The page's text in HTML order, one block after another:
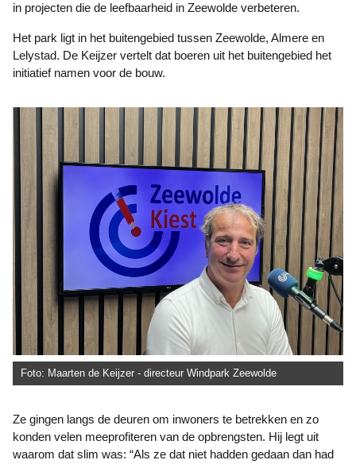
in projecten die de leefbaarheid in Zeewolde verbeteren.
Het park ligt in het buitengebied tussen Zeewolde, Almere en
Lelystad. De Keijzer vertelt dat boeren uit het buitengebied het
initiatief namen voor de bouw.
Foto: Maarten de Keijzer - directeur Windpark Zeewolde
Ze gingen langs de deuren om inwoners te betrekken en zo
konden velen meeprofiteren van de opbrengsten. Hij legt uit
waarom dat slim was: “Als ze dat niet hadden gedaan dan had